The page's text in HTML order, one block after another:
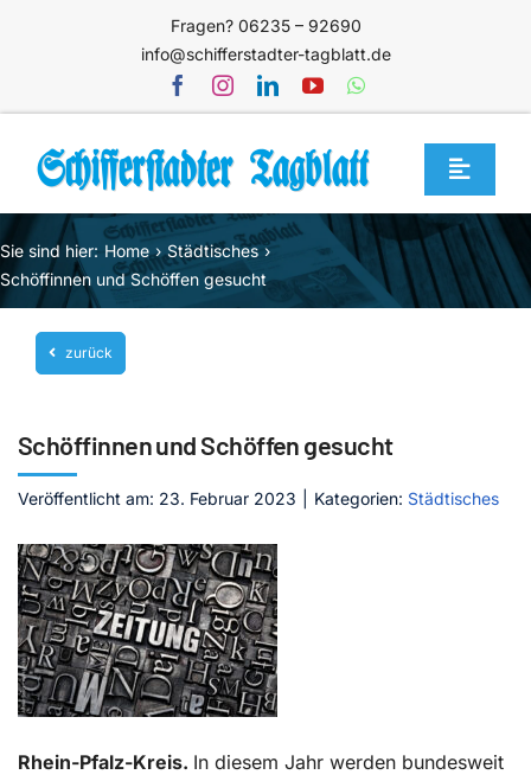
Fragen? 06235 – 92690
info@schifferstadter-tagblatt.de
Toggle
Home
Themen
Blog
Unternehmen
Mediathek
Kontakt
Sie sind hier: Home
Städtisches
Schöffinnen und Schöffen gesucht
zurück
Schöffinnen und Schöffen gesucht
Veröffentlicht am: 23. Februar 2023 Kategorien: Städtisches
Rhein-Pfalz-Kreis. In diesem Jahr werden bundesweit